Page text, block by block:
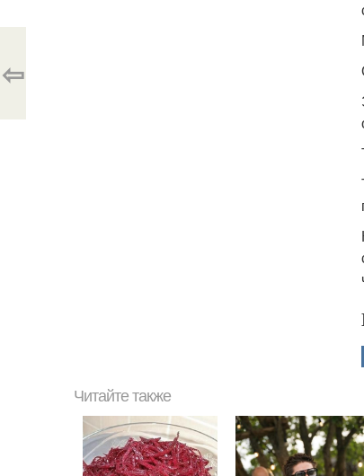
⇦
Читайте также